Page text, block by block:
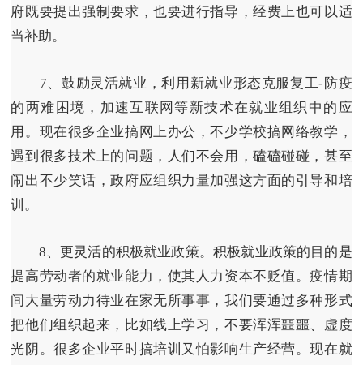
府既要提出强制要求，也要进行指导，经费上也可以适
当补助。
7、鼓励灵活就业，利用新就业形态克服复工-防疫
的两难困境，加速互联网等新技术在就业组织中的应
用。 现在很多企业搞网上办公，不少学校搞网络教学，
遇到很多技术上的问题，人们不会用，磕磕碰碰，甚至
闹出不少笑话，政府应组织力量加强这方面的引导和培
训。
8、更灵活的积极就业政策。积极就业政策的目的是
提高劳动者的就业能力，使其人力资本不贬值。疫情期
间大量劳动力待业在家无所事事，我们要通过多种形式
把他们组织起来，比如线上学习，不要浑浑噩噩、虚度
光阴。很多企业平时搞培训又怕影响生产经营。现在就